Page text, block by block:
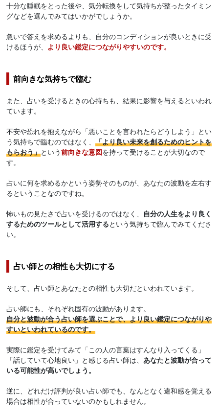
十分な睡眠をとった後や、気分転換をして気持ちが整ったタイミン
グなどを選んでみてはいかがでしょうか。
急いで答えを求めるよりも、自分のコンディションが良いときに受
けるほうが、 より良い鑑定につながりやすいのです。
前向きな気持ちで臨む
また、占いを受けるときの心持ちも、結果に影響を与えるといわれ
ています。
不安や恐れを抱えながら「悪いことを言われたらどうしよう」とい
う気持ちで臨むのではなく、「より良い未来を創るためのヒントを
もらおう」という前向きな意図を持って受けることが大切なので
す。
占いに何を求めるかという姿勢そのものが、あなたの波動を左右す
るということなのですね。
怖いもの見たさで占いを受けるのではなく、 自分の人生をより良く
するためのツールとして活用するという気持ちで臨んでみてくださ
い。
占い師との相性も大切にする
そして、占い師とあなたとの相性も大切だといわれています。
占い師にも、それぞれ固有の波動があります。
自分と波動が合う占い師を選ぶことで、より良い鑑定につながりや
すいといわれているのです。
実際に鑑定を受けてみて「この人の言葉はすんなり入ってくる」
「話していて心地良い」と感じる占い師は、あなたと波動が合って
いる可能性が高いでしょう。
逆に、どれだけ評判が良い占い師でも、なんとなく違和感を覚える
場合は相性が合っていないのかもしれません。